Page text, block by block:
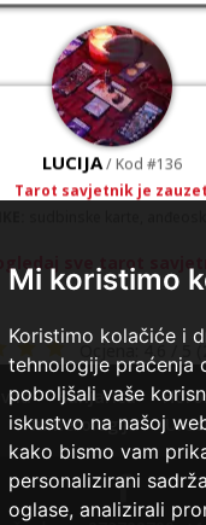
Mi koristimo
Koristimo kolačiće i
tehnologije praćenja
poboljšali vaše
iskustvo na našoj
kako bismo vam
personalizirani
oglase, analizirali
LUCIJA / Kod #136
Tarot savjetnik je zauzet
tel:0,93€ - mob:1,12€
sve tarot
Ocjena: 4.6 / 5
Sanjarica
Numerologija